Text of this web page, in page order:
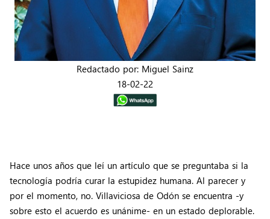
Redactado por: Miguel Sainz
18-02-22
Hace unos años que leí un artículo que se preguntaba si la
tecnología podría curar la estupidez humana. Al parecer y
por el momento, no. Villaviciosa de Odón se encuentra -y
sobre esto el acuerdo es unánime- en un estado deplorable.